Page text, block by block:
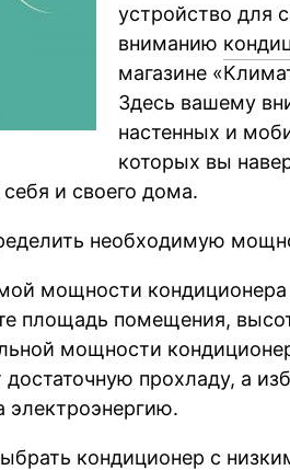
устройство для
вниманию
магазине
Здесь вашему
настенных и
которых вы
и своего дома.
необходимую
мощности
площадь помещения,
мощности
прохладу, а
электроэнергию.
кондиционер с